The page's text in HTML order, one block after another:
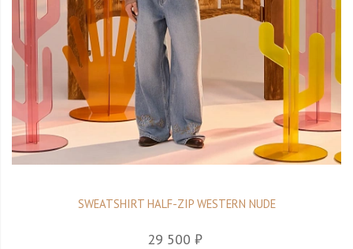
SWEATSHIRT HALF-ZIP WESTERN NUDE
29 500 ₽